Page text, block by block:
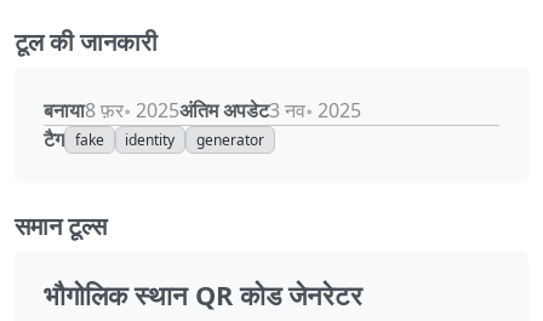
टूल की जानकारी
बनाया8 फ़र॰ 2025अंतिम अपडेट3 नव॰ 2025
टैग fake identity generator
समान टूल्स
भौगोलिक स्थान QR कोड जेनरेटर